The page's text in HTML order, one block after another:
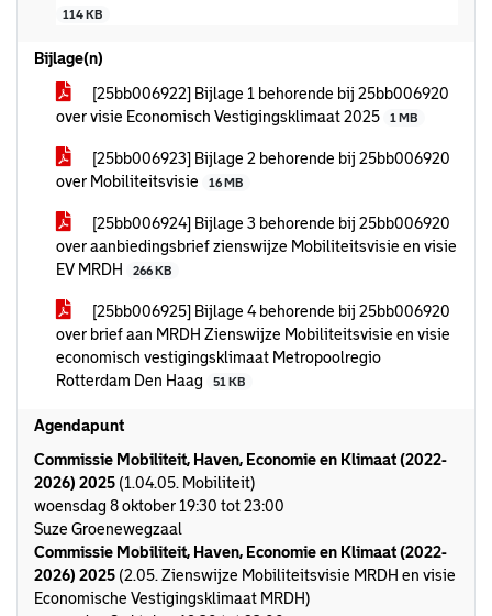
114 KB
Bijlage(n)
[25bb006922] Bijlage 1 behorende bij 25bb006920
over visie Economisch Vestigingsklimaat 2025
1 MB
[25bb006923] Bijlage 2 behorende bij 25bb006920
over Mobiliteitsvisie
16 MB
[25bb006924] Bijlage 3 behorende bij 25bb006920
over aanbiedingsbrief zienswijze Mobiliteitsvisie en visie
EV MRDH
266 KB
[25bb006925] Bijlage 4 behorende bij 25bb006920
over brief aan MRDH Zienswijze Mobiliteitsvisie en visie
economisch vestigingsklimaat Metropoolregio
Rotterdam Den Haag
51 KB
Agendapunt
Commissie Mobiliteit, Haven, Economie en Klimaat (2022-
2026) 2025 (1.04.05. Mobiliteit)
woensdag 8 oktober 19:30 tot 23:00
Suze Groenewegzaal
Commissie Mobiliteit, Haven, Economie en Klimaat (2022-
2026) 2025 (2.05. Zienswijze Mobiliteitsvisie MRDH en visie
Economische Vestigingsklimaat MRDH)